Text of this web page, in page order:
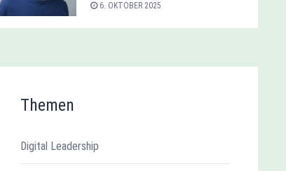
6. OKTOBER 2025
Themen
Digital Leadership